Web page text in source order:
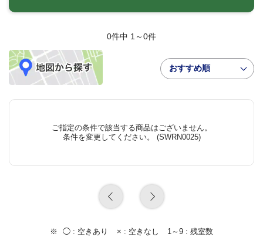
0件中 1～0件
おすすめ順
ご指定の条件で該当する商品はございません。
条件を変更してください。 (SWRN0025)
◯ : 空きあり × : 空きなし 1～9 : 残室数